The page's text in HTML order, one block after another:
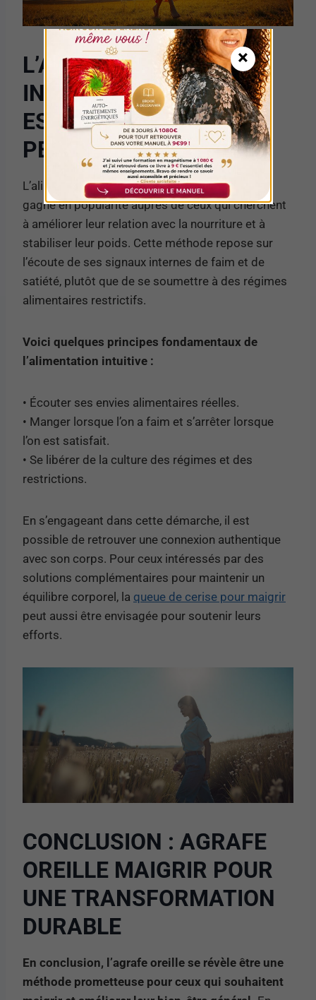
L’ALIMENTATION
INTUITIVE : UNE CLÉ
ESSENTIELLE DANS LA
PERTE DE POIDS
L’alimentation intuitive est une approche qui a
gagné en popularité auprès de ceux qui cherchent
à améliorer leur relation avec la nourriture et à
stabiliser leur poids. Cette méthode repose sur
l’écoute de ses signaux internes de faim et de
satiété, plutôt que de se soumettre à des régimes
alimentaires restrictifs.
Voici quelques principes fondamentaux de
l’alimentation intuitive :
• Écouter ses envies alimentaires réelles.
• Manger lorsque l’on a faim et s’arrêter lorsque
l’on est satisfait.
• Se libérer de la culture des régimes et des
restrictions.
En s’engageant dans cette démarche, il est
possible de retrouver une connexion authentique
avec son corps. Pour ceux intéressés par des
solutions complémentaires pour maintenir un
équilibre corporel, la queue de cerise pour maigrir
peut aussi être envisagée pour soutenir leurs
efforts.
CONCLUSION : AGRAFE
OREILLE MAIGRIR POUR
UNE TRANSFORMATION
DURABLE
En conclusion, l’agrafe oreille se révèle être une
méthode prometteuse pour ceux qui souhaitent
×